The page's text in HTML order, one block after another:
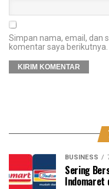
Simpan nama, email, dan
komentar saya berikutnya.
BUSINESS
Sering
Indomaret